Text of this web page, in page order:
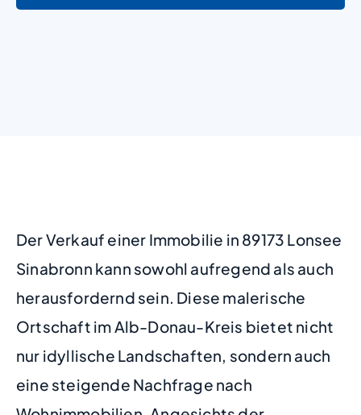
Der Verkauf einer Immobilie in 89173 Lonsee
Sinabronn kann sowohl aufregend als auch
herausfordernd sein. Diese malerische
Ortschaft im Alb-Donau-Kreis bietet nicht
nur idyllische Landschaften, sondern auch
eine steigende Nachfrage nach